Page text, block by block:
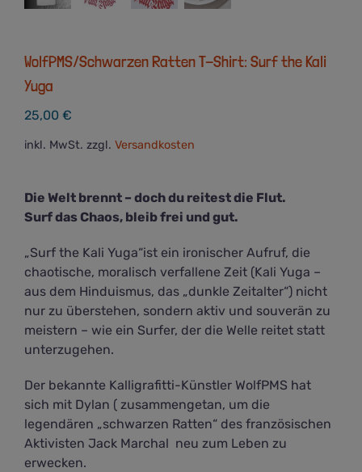
WolfPMS/Schwarzen Ratten T-Shirt: Surf the Kali
Yuga
25,00 €
inkl. MwSt. zzgl. Versandkosten
Die Welt brennt – doch du reitest die Flut.
Surf das Chaos, bleib frei und gut.
„Surf the Kali Yuga“ist ein ironischer Aufruf, die
chaotische, moralisch verfallene Zeit (Kali Yuga –
aus dem Hinduismus, das „dunkle Zeitalter“) nicht
nur zu überstehen, sondern aktiv und souverän zu
meistern – wie ein Surfer, der die Welle reitet statt
unterzugehen.
Der bekannte Kalligrafitti-Künstler WolfPMS hat
sich mit Dylan ( zusammengetan, um die
legendären „schwarzen Ratten“ des französischen
Aktivisten Jack Marchal neu zum Leben zu
erwecken.